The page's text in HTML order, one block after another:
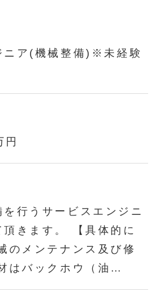
ニア(機械整備)※未経験
行うサービスエンジニ
頂きます。 【具体的に
のメンテナンス及び修
はバックホウ（油…